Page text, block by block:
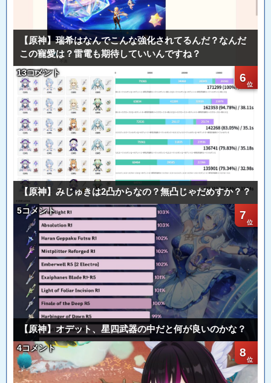
【原神】瑞希はなんでこんな強化されてるんだ？なんだ
この寵愛は？雷電も期待していいんですね？
6
13コメント
【原神】みじゅきは2凸からなの？無凸じゃだめすか？？
7
5コメント
【原神】オデット、星四武器の中だと何が良いのかな？
8
4コメント